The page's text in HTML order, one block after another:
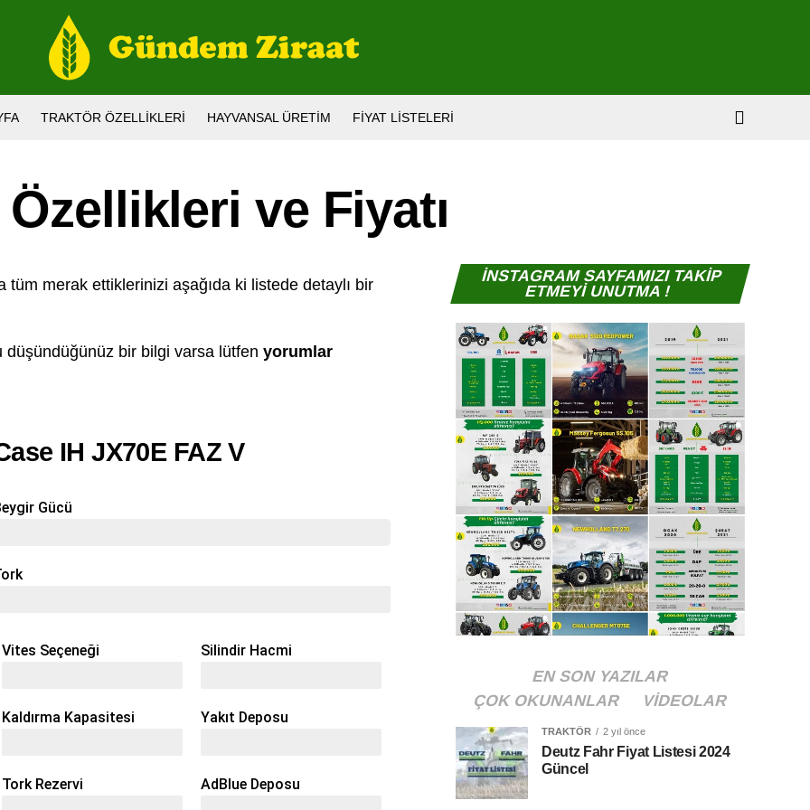
TRAKTÖR ÖZELLIKLERI HAYVANSAL ÜRETIM FIYAT LISTELERI
ve Fiyatı
tüm merak ettiklerinizi aşağıda ki listede detaylı bir
bir bilgi varsa lütfen yorumlar
IH JX70E FAZ V
Gücü
Vites Seçeneği Silindir Hacmi
Kaldırma Kapasitesi Yakıt Deposu
Tork Rezervi AdBlue Deposu
İNSTAGRAM SAYFAMIZI TAKİP
ETMEYİ UNUTMA !
EN SON YAZILAR
ÇOK OKUNANLAR
VIDEOLAR
TRAKTÖR 2 yıl önce
Deutz Fahr Fiyat Listesi 2024
Güncel